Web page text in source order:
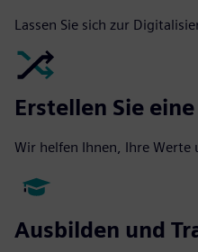
Lassen Sie sich zur
Erstellen Sie
Wir helfen Ihnen, Ihre Werte
Ausbilden und